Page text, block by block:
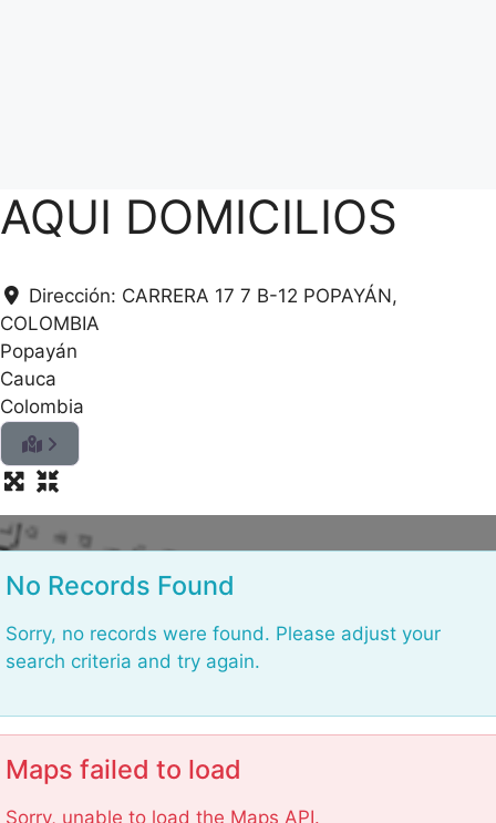
AQUI DOMICILIOS
Dirección: CARRERA 17 7 B-12 POPAYÁN,
COLOMBIA
Popayán
Cauca
Colombia
L
o
a
i
n
.
.
.
No Records Found
Sorry, no records were found. Please adjust your
search criteria and try again.
Maps failed to load
Sorry, unable to load the Maps API.